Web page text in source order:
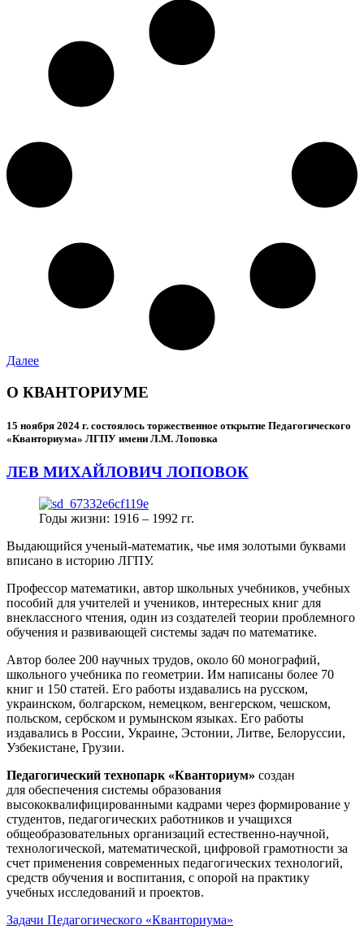
Далее
О КВАНТОРИУМЕ
15 ноября 2024 г. состоялось торжественное открытие Педагогического
«Кванториума» ЛГПУ имени Л.М. Лоповка
ЛЕВ МИХАЙЛОВИЧ ЛОПОВОК
Годы жизни: 1916 – 1992 гг.
Выдающийся ученый-математик, чье имя золотыми буквами
вписано в историю ЛГПУ.
Профессор математики, автор школьных учебников, учебных
пособий для учителей и учеников, интересных книг для
внеклассного чтения, один из создателей теории проблемного
обучения и развивающей системы задач по математике.
Автор более 200 научных трудов, около 60 монографий,
школьного учебника по геометрии. Им написаны более 70
книг и 150 статей. Его работы издавались на русском,
украинском, болгарском, немецком, венгерском, чешском,
польском, сербском и румынском языках. Его работы
издавались в России, Украине, Эстонии, Литве, Белоруссии,
Узбекистане, Грузии.
Педагогический технопарк «Кванториум» создан
для обеспечения системы образования
высококвалифицированными кадрами через формирование у
студентов, педагогических работников и учащихся
общеобразовательных организаций естественно-научной,
технологической, математической, цифровой грамотности за
счет применения современных педагогических технологий,
средств обучения и воспитания, с опорой на практику
учебных исследований и проектов.
Задачи Педагогического «Кванториума»